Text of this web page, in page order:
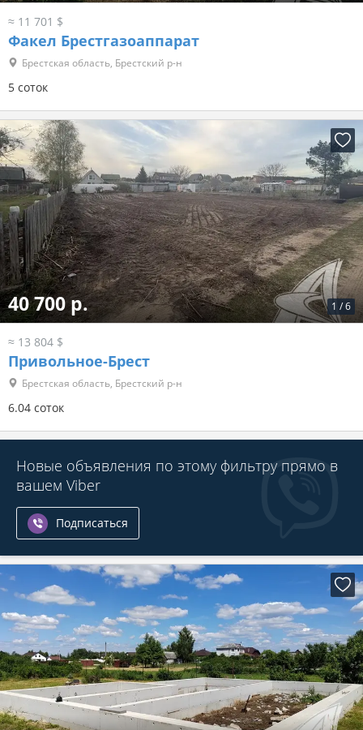
≈ 11 701 $
Факел Брестгазоаппарат
Брестская область, Брестский р-н
5 соток
1 /6
40 700 р.
≈ 13 804 $
Привольное-Брест
Брестская область, Брестский р-н
6.04 соток
Новые объявления по этому фильтру прямо в
вашем Viber
Подписаться